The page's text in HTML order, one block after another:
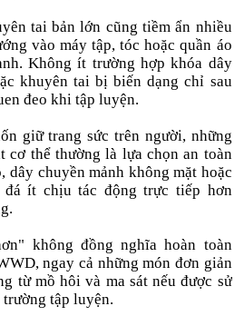
tai bản lớn cũng tiềm ẩn nhiều
vào máy tập, tóc hoặc quần áo
Không ít trường hợp khóa dây
khuyên tai bị biến dạng chỉ sau
đeo khi tập luyện.
giữ trang sức trên người, những
cơ thể thường là lựa chọn an toàn
dây chuyền mảnh không mặt hoặc
đá ít chịu tác động trực tiếp hơn
không đồng nghĩa hoàn toàn
ngay cả những món đơn giản
từ mồ hôi và ma sát nếu được sử
tập luyện.